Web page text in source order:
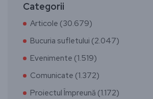
Categorii
Articole (30.679)
Bucuria sufletului (2.047)
Evenimente (1.519)
Comunicate (1.372)
Proiectul Împreună (1.172)